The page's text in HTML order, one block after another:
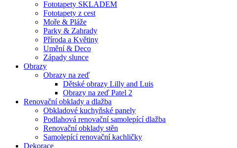
Fototapety SKLADEM
Fototapety z cest
Moře & Pláže
Parky & Zahrady
Příroda a Květiny
Umění & Deco
Západy slunce
Obrazy
Obrazy na zeď
Dětské obrazy Lilly and Luis
Obrazy na zeď Patel 2
Renovační obklady a dlažba
Obkladové kuchyňské panely
Podlahová renovační samolepící dlažba
Renovační obklady stěn
Samolepící renovační kachličky
Dekorace